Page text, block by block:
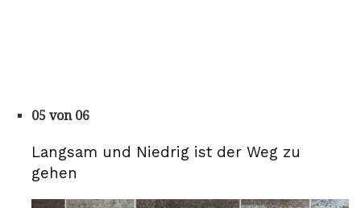
05 von 06
Langsam und Niedrig ist der Weg zu
gehen